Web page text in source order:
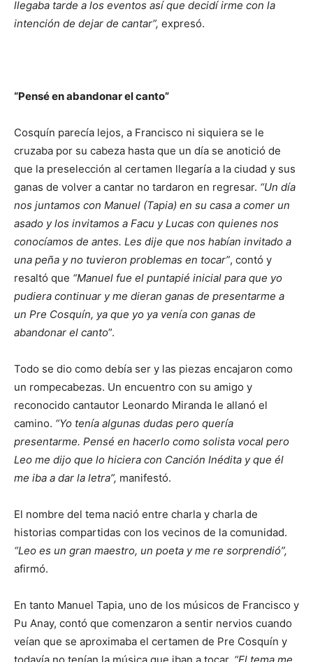
llegaba tarde a los eventos así que decidí irme con la
intención de dejar de cantar”, expresó.
“Pensé en abandonar el canto”
Cosquín parecía lejos, a Francisco ni siquiera se le
cruzaba por su cabeza hasta que un día se anotició de
que la preselección al certamen llegaría a la ciudad y sus
ganas de volver a cantar no tardaron en regresar. “Un día
nos juntamos con Manuel (Tapia) en su casa a comer un
asado y los invitamos a Facu y Lucas con quienes nos
conocíamos de antes. Les dije que nos habían invitado a
una peña y no tuvieron problemas en tocar”, contó y
resaltó que “Manuel fue el puntapié inicial para que yo
pudiera continuar y me dieran ganas de presentarme a
un Pre Cosquín, ya que yo ya venía con ganas de
abandonar el canto”.
Todo se dio como debía ser y las piezas encajaron como
un rompecabezas. Un encuentro con su amigo y
reconocido cantautor Leonardo Miranda le allanó el
camino. “Yo tenía algunas dudas pero quería
presentarme. Pensé en hacerlo como solista vocal pero
Leo me dijo que lo hiciera con Canción Inédita y que él
me iba a dar la letra”, manifestó.
El nombre del tema nació entre charla y charla de
historias compartidas con los vecinos de la comunidad.
“Leo es un gran maestro, un poeta y me re sorprendió”,
afirmó.
En tanto Manuel Tapia, uno de los músicos de Francisco y
Pu Anay, contó que comenzaron a sentir nervios cuando
veían que se aproximaba el certamen de Pre Cosquín y